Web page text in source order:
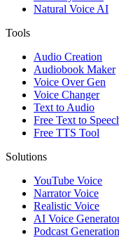
Natural Voice AI
Tools
Audio Creation
Audiobook Maker
Voice Over Gen
Voice Changer
Text to Audio
Free Text to
Free TTS Tool
Solutions
YouTube Voice
Narrator Voice
Realistic Voice
AI Voice
Podcast Generation